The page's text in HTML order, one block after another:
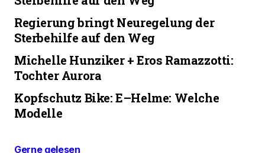
Regierung bringt Neuregelung der
Sterbehilfe auf den Weg
Michelle Hunziker + Eros Ramazzotti:
Tochter Aurora
Kopfschutz Bike: E–Helme: Welche
Modelle
Gerne gelesen